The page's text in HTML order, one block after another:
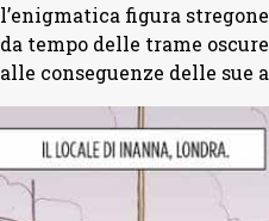
l’enigmatica figura
da tempo delle trame
alle conseguenze delle sue